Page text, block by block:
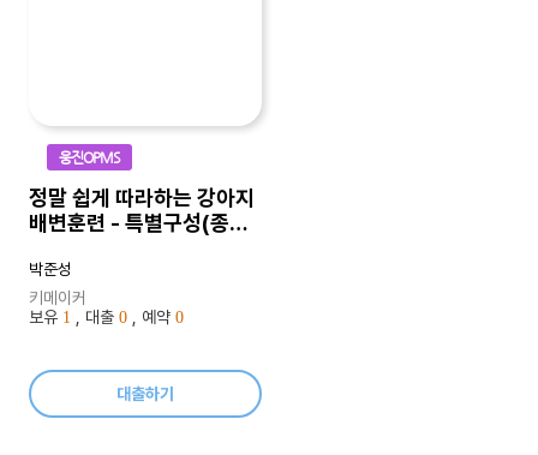
웅진OPMS
정말 쉽게 따라하는 강아지
배변훈련 - 특별구성(종합
박준성
키메이커
보유 1 , 대출 0 , 예약 0
대출하기